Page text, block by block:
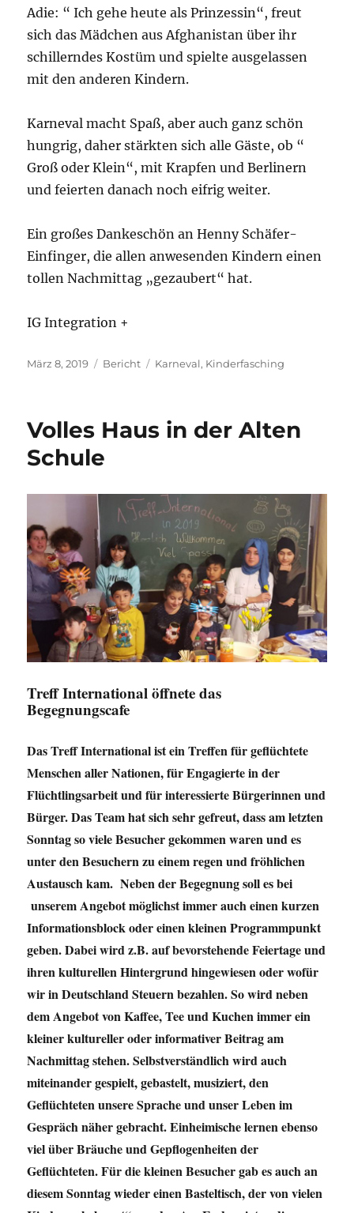
Adie: “ Ich gehe heute als Prinzessin“, freut
sich das Mädchen aus Afghanistan über ihr
schillerndes Kostüm und spielte ausgelassen
mit den anderen Kindern.
Karneval macht Spaß, aber auch ganz schön
hungrig, daher stärkten sich alle Gäste, ob “
Groß oder Klein“, mit Krapfen und Berlinern
und feierten danach noch eifrig weiter.
Ein großes Dankeschön an Henny Schäfer-
Einfinger, die allen anwesenden Kindern einen
tollen Nachmittag „gezaubert“ hat.
IG Integration +
Veröffentlicht
März 8, 2019 Kategorien
Bericht Schlagwörter
Karneval, Kinderfasching
Volles Haus in der Alten
Schule
Treff International öffnete das
Begegnungscafe
Das Treff International ist ein Treffen für geflüchtete
Menschen aller Nationen, für Engagierte in der
Flüchtlingsarbeit und für interessierte Bürgerinnen und
Bürger. Das Team hat sich sehr gefreut, dass am letzten
Sonntag so viele Besucher gekommen waren und es
unter den Besuchern zu einem regen und fröhlichen
Austausch kam. Neben der Begegnung soll es bei
unserem Angebot möglichst immer auch einen kurzen
Informationsblock oder einen kleinen Programmpunkt
geben. Dabei wird z.B. auf bevorstehende Feiertage und
ihren kulturellen Hintergrund hingewiesen oder wofür
wir in Deutschland Steuern bezahlen. So wird neben
dem Angebot von Kaffee, Tee und Kuchen immer ein
kleiner kultureller oder informativer Beitrag am
Nachmittag stehen. Selbstverständlich wird auch
miteinander gespielt, gebastelt, musiziert, den
Geflüchteten unsere Sprache und unser Leben im
Gespräch näher gebracht. Einheimische lernen ebenso
viel über Bräuche und Gepflogenheiten der
Geflüchteten. Für die kleinen Besucher gab es auch an
diesem Sonntag wieder einen Basteltisch, der von vielen